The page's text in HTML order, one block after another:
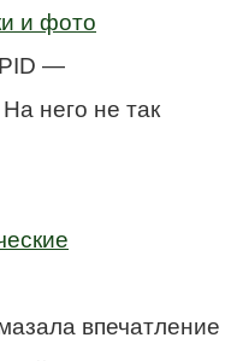
и фото
—
него не так
впечатление